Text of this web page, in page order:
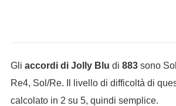
Gli accordi di Jolly Blu di 883sono
Re4, Sol/Re. Il livello di difficoltà di
calcolato in 2 su 5, quindi semplice.